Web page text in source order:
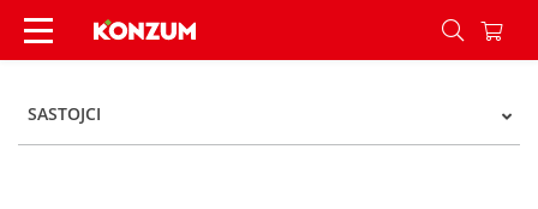
Dr.Oetker Original Puding vanilija 38 g - Konzum
SASTOJCI